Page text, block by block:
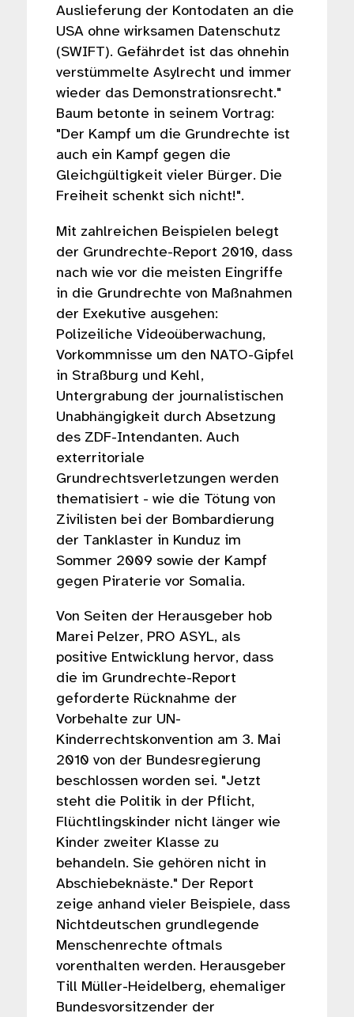
Auslieferung der Kontodaten an die
USA ohne wirksamen Datenschutz
(SWIFT). Gefährdet ist das ohnehin
verstümmelte Asylrecht und immer
wieder das Demonstrationsrecht."
Baum betonte in seinem Vortrag:
"Der Kampf um die Grundrechte ist
auch ein Kampf gegen die
Gleichgültigkeit vieler Bürger. Die
Freiheit schenkt sich nicht!".
Mit zahlreichen Beispielen belegt
der Grundrechte-Report 2010, dass
nach wie vor die meisten Eingriffe
in die Grundrechte von Maßnahmen
der Exekutive ausgehen:
Polizeiliche Videoüberwachung,
Vorkommnisse um den NATO-Gipfel
in Straßburg und Kehl,
Untergrabung der journalistischen
Unabhängigkeit durch Absetzung
des ZDF-Intendanten. Auch
exterritoriale
Grundrechtsverletzungen werden
thematisiert - wie die Tötung von
Zivilisten bei der Bombardierung
der Tanklaster in Kunduz im
Sommer 2009 sowie der Kampf
gegen Piraterie vor Somalia.
Von Seiten der Herausgeber hob
Marei Pelzer, PRO ASYL, als
positive Entwicklung hervor, dass
die im Grundrechte-Report
geforderte Rücknahme der
Vorbehalte zur UN-
Kinderrechtskonvention am 3. Mai
2010 von der Bundesregierung
beschlossen worden sei. "Jetzt
steht die Politik in der Pflicht,
Flüchtlingskinder nicht länger wie
Kinder zweiter Klasse zu
behandeln. Sie gehören nicht in
Abschiebeknäste." Der Report
zeige anhand vieler Beispiele, dass
Nichtdeutschen grundlegende
Menschenrechte oftmals
vorenthalten werden. Herausgeber
Till Müller-Heidelberg, ehemaliger
Bundesvorsitzender der